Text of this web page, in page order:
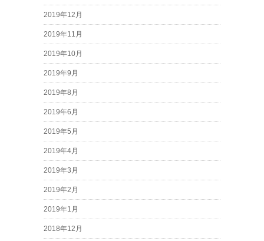
2019年12月
2019年11月
2019年10月
2019年9月
2019年8月
2019年6月
2019年5月
2019年4月
2019年3月
2019年2月
2019年1月
2018年12月